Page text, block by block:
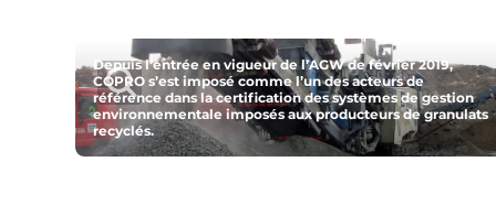
Evenement aanmelden
Home
Meest gelezen
Carte Blanche
Depuis l’entrée en vigueur de l’AGW de février 2019,
COPRO s’est imposé comme l’un des acteurs de
référence dans la certification des systèmes de gestion
environnementale imposés aux producteurs de granulats
recyclés.